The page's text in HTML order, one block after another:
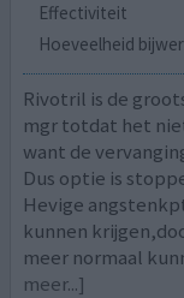
Effectiviteit
Hoeveelheid
Rivotril is de
mgr totdat het
want de
Dus optie is
Hevige
kunnen
meer normaal
meer...]